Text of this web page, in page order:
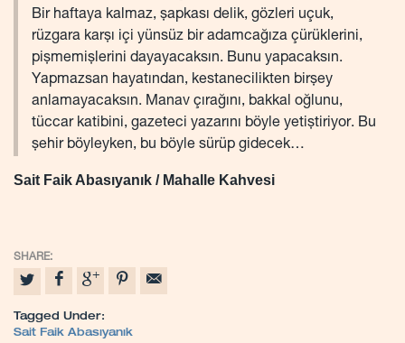
Bir haftaya kalmaz, şapkası delik, gözleri uçuk,
rüzgara karşı içi yünsüz bir adamcağıza çürüklerini,
pişmemişlerini dayayacaksın. Bunu yapacaksın.
Yapmazsan hayatından, kestanecilikten birşey
anlamayacaksın. Manav çırağını, bakkal oğlunu,
tüccar katibini, gazeteci yazarını böyle yetiştiriyor. Bu
şehir böyleyken, bu böyle sürüp gidecek…
Sait Faik Abasıyanık / Mahalle Kahvesi
Tagged Under:
Sait Faik Abasıyanık